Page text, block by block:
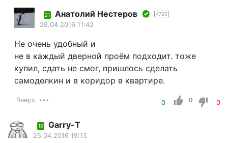
21 Aнатолий Нестеров 4720
28.04.2016 11:42
Не очень удобный и
не в каждый дверной проём подходит. тоже
купил, сдать не смог, пришлось сделать
самоделкин и в коридор в квартире.
Вверх 0 0 0
10 Garry-T
25.04.2016 19:13